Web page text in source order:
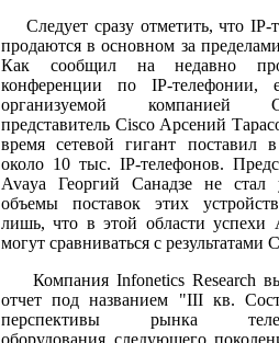
Следует сразу отметить, что IP-
продаются в основном за
Как сообщил на недавно
конференции по IP-телефонии,
организуемой компанией
представитель Cisco Арсений
время сетевой гигант поставил
около 10 тыс. IP-телефонов.
Avaya Георгий Санадзе не стал
объемы поставок этих
лишь, что в этой области успехи
могут сравниваться с результатами
Компания Infonetics Research
отчет под названием "III кв.
перспективы рынка